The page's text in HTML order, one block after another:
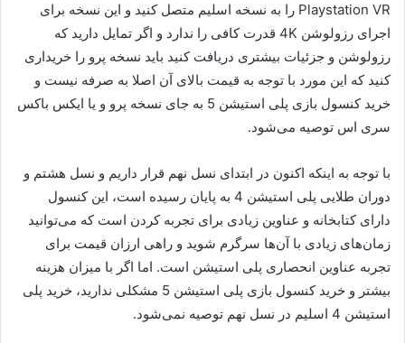
Playstation VR را به نسخه اسلیم متصل کنید و این نسخه برای
اجرای رزولوشن 4K قدرت کافی را ندارد و اگر تمایل دارید که
رزولوشن و جزئیات بیشتری دریافت کنید باید نسخه پرو را خریداری
کنید که این مورد با توجه به قیمت بالای آن اصلا به صرفه نیست و
خرید کنسول بازی پلی استیشن 5 به جای نسخه پرو و یا ایکس باکس
سری اس توصیه می‌شود.
با توجه به اینکه اکنون در ابتدای نسل نهم قرار داریم و نسل هشتم و
دوران طلایی پلی استیشن 4 به پایان رسیده است، این کنسول
دارای کتابخانه و عناوین زیادی برای تجربه کردن است که می‌توانید
زمان‌های زیادی با آن‌ها سرگرم شوید و راهی ارزان قیمت برای
تجربه عناوین انحصاری پلی استیشن است. اما اگر با میزان هزینه
بیشتر و خرید کنسول بازی پلی استیشن 5 مشکلی ندارید، خرید پلی
استیشن 4 اسلیم در نسل نهم توصیه نمی‌شود.